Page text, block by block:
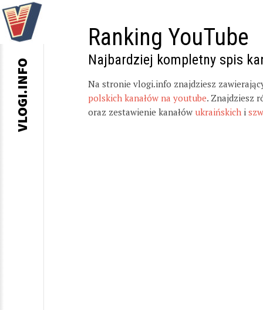
Ranking YouTube
Najbardziej kompletny spis
Na stronie vlogi.info znajdziesz
polskich kanałów na youtube. Znajdziesz
oraz zestawienie kanałów ukraińskich i
VLOGI.INFO